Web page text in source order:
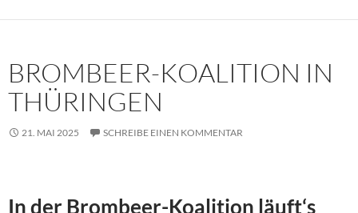
BROMBEER-KOALITION IN
THÜRINGEN
21. MAI 2025 SCHREIBE EINEN KOMMENTAR
In der Brombeer-Koalition läuft‘s